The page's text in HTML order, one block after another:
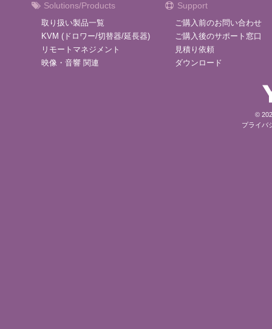
Solutions/Products
取り扱い製品一覧
KVM (ドロワー/切替器/延長器)
リモートマネジメント
映像・音響 関連
Support
ご購入前のお問い合わせ
ご購入後のサポート窓口
見積り依頼
ダウンロード
©
プライバ